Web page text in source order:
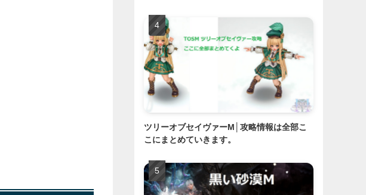
ツリーオブセイヴァーM│攻略情報は全部こ
こにまとめていきます。